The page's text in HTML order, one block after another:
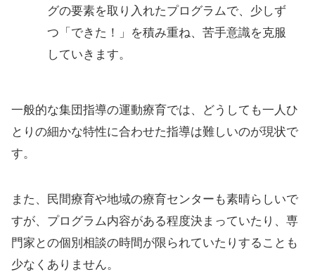
グの要素を取り入れたプログラムで、少しず
つ「できた！」を積み重ね、苦手意識を克服
していきます。
一般的な集団指導の運動療育では、どうしても一人ひ
とりの細かな特性に合わせた指導は難しいのが現状で
す。
また、民間療育や地域の療育センターも素晴らしいで
すが、プログラム内容がある程度決まっていたり、専
門家との個別相談の時間が限られていたりすることも
少なくありません。